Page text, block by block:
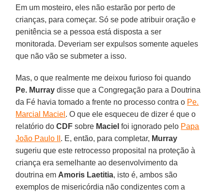
Em um mosteiro, eles não estarão por perto de
crianças, para começar. Só se pode atribuir oração e
penitência se a pessoa está disposta a ser
monitorada. Deveriam ser expulsos somente aqueles
que não vão se submeter a isso.
Mas, o que realmente me deixou furioso foi quando
Pe. Murray disse que a Congregação para a Doutrina
da Fé havia tomado a frente no processo contra o Pe.
Marcial Maciel . O que ele esqueceu de dizer é que o
relatório doCDF sobre Maciel foi ignorado pelo Papa
João Paulo II . E, então, para completar, Murray
sugeriu que este retrocesso proposital na proteção à
criança era semelhante ao desenvolvimento da
doutrina em Amoris Laetitia, isto é, ambos são
exemplos de misericórdia não condizentes com a